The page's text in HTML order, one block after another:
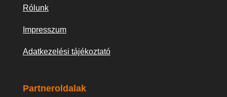
Rólunk
Impresszum
Adatkezelési tájékoztató
Partneroldalak